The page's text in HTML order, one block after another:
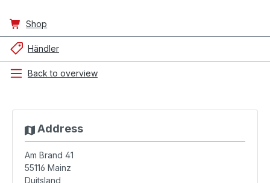
Shop
Händler
Back to overview
Address
Am Brand 41
55116 Mainz
Duitsland